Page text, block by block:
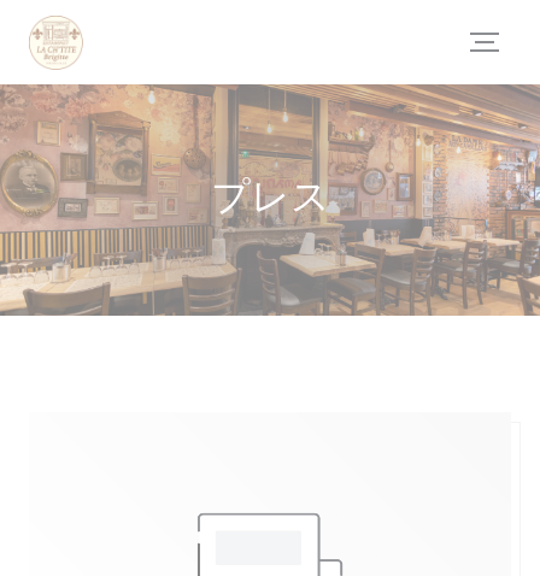
クッキー利用の管理について
プレス